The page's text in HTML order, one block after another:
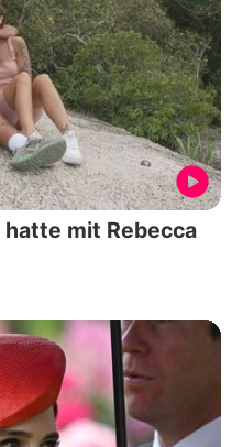
mit Rebecca